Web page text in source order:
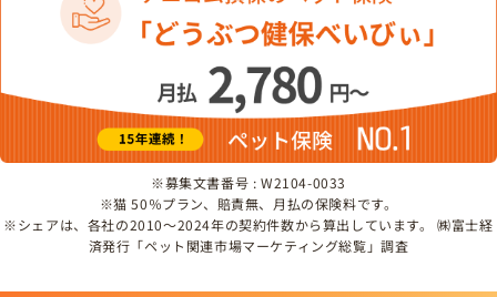
※募集文書番号 : W2104-0033
※猫 50％プラン、賠責無、月払の保険料です。
※シェアは、各社の2010～2024年の契約件数から算出しています。 ㈱富士経
済発行「ペット関連市場マーケティング総覧」調査